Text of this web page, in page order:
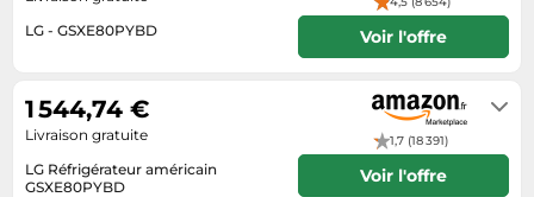
Tablettes tactiles
Téléphonie
Téléviseurs
Télévision & vidéo
LG - GSXE80PYBD Voir l'offre
LG Réfrigérateur américain
GSXE80PYBD
1,7 (18 391)
1 544,74 €
Livraison gratuite
Voir l'offre